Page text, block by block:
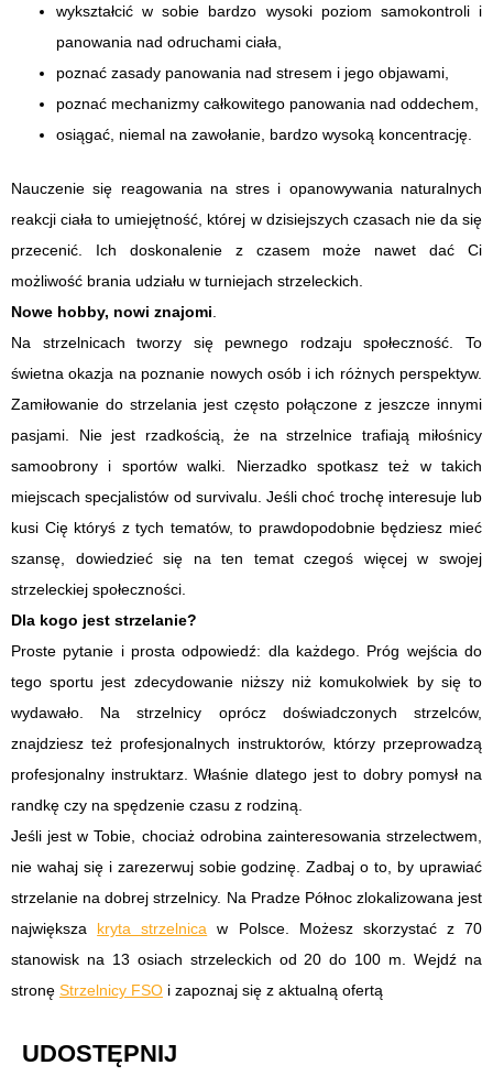
wykształcić w sobie bardzo wysoki poziom samokontroli i
panowania nad odruchami ciała,
poznać zasady panowania nad stresem i jego objawami,
poznać mechanizmy całkowitego panowania nad oddechem,
osiągać, niemal na zawołanie, bardzo wysoką koncentrację.
Nauczenie się reagowania na stres i opanowywania naturalnych
reakcji ciała to umiejętność, której w dzisiejszych czasach nie da się
przecenić. Ich doskonalenie z czasem może nawet dać Ci
możliwość brania udziału w turniejach strzeleckich.
Nowe hobby, nowi znajomi
Na strzelnicach tworzy się pewnego rodzaju społeczność. To
świetna okazja na poznanie nowych osób i ich różnych perspektyw.
Zamiłowanie do strzelania jest często połączone z jeszcze innymi
pasjami. Nie jest rzadkością, że na strzelnice trafiają miłośnicy
samoobrony i sportów walki. Nierzadko spotkasz też w takich
miejscach specjalistów od survivalu. Jeśli choć trochę interesuje lub
kusi Cię któryś z tych tematów, to prawdopodobnie będziesz mieć
szansę, dowiedzieć się na ten temat czegoś więcej w swojej
strzeleckiej społeczności.
Dla kogo jest strzelanie?
Proste pytanie i prosta odpowiedź: dla każdego. Próg wejścia do
tego sportu jest zdecydowanie niższy niż komukolwiek by się to
wydawało. Na strzelnicy oprócz doświadczonych strzelców,
znajdziesz też profesjonalnych instruktorów, którzy przeprowadzą
profesjonalny instruktarz. Właśnie dlatego jest to dobry pomysł na
randkę czy na spędzenie czasu z rodziną.
Jeśli jest w Tobie, chociaż odrobina zainteresowania strzelectwem,
nie wahaj się i zarezerwuj sobie godzinę. Zadbaj o to, by uprawiać
strzelanie na dobrej strzelnicy. Na Pradze Północ zlokalizowana jest
największa
kryta strzelnica w Polsce. Możesz skorzystać z 70
stanowisk na 13 osiach strzeleckich od 20 do 100 m. Wejdź na
stronę Strzelnicy FSO i zapoznaj się z aktualną ofertą
UDOSTĘPNIJ